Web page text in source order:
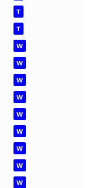
T
T
W
W
W
W
W
W
W
W
W